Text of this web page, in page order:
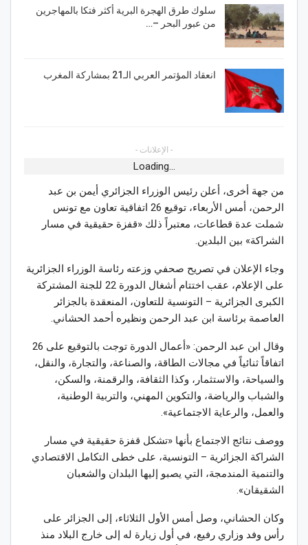
سلوك طرق الهجرة البرية أكثر فتكا بالمهاجرين
من عبور البحر –…
انعقاد المؤتمر العربي الـ21 بمشاركة المغرب
- الإعلانات -
Loading...
من جهة أخرى، أعلن رئيس الوزراء الجزائري أيمن بن عبد
الرحمن، أمس الأربعاء، توقيع 26 اتفاقية تعاون مع تونس
شملت عدة قطاعات، معتبراً ذلك «قفزة حقيقية في مسار
الشراكة» بين البلدين.
وجاء الإعلان في تصريح صحفي وزعته رئاسة الوزراء الجزائرية
على الإعلام، عقب اختتام أشغال الدورة 22 للجنة المشتركة
الكبرى الجزائرية – التونسية للتعاون، المنعقدة بالجزائر
العاصمة برئاسة ابن عبد الرحمن ونظيره أحمد الحشاني.
وقال ابن عبد الرحمن: «أعمال الدورة توجت بالتوقيع على 26
اتفاقاً ثنائياً في مجالات الطاقة، والصناعة، والتجارة، والنقل،
والسياحة، والاستثمار، وكذا الثقافة، والرقمنة، والسكن،
والشباب والرياضة، والتكوين المهني، والتربية الوطنية،
والعمل، والرعاية الاجتماعية».
ووصف نتائج الاجتماع بأنها «تشكل قفزة حقيقية في مسار
الشراكة الجزائرية – التونسية، على خطى التكامل الاقتصادي
والتنمية المندمجة، التي يصبو إليها البلدان والشعبان
الشقيقان».
وكان الحشاني، وصل أمس الأول الثلاثاء، إلى الجزائر على
رأس وفد وزاري رفيع، في أول زيارة له إلى خارج البلاد منذ